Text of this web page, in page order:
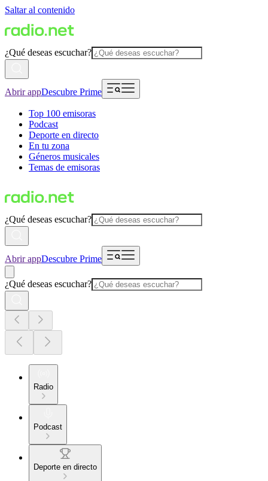
Saltar al contenido
¿Qué deseas escuchar?
Abrir appDescubre Prime
Top 100 emisoras
Podcast
Deporte en directo
En tu zona
Géneros musicales
Temas de emisoras
¿Qué deseas escuchar?
Abrir appDescubre Prime
¿Qué deseas escuchar?
Radio
Podcast
Deporte en directo